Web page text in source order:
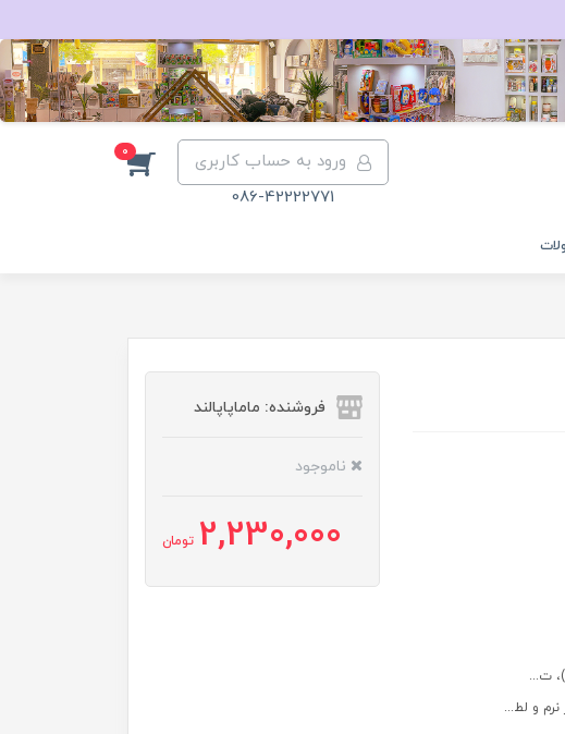
ورود به حساب کاربری
086-42222771
0
و لط...
فروشنده: ماماپاپالند
ناموجود
2,230,000 تومان